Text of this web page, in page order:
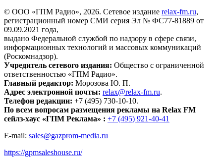
© ООО «ГПМ Радио», 2026. Сетевое издание relax-fm.ru,
регистрационный номер СМИ серия Эл № ФС77-81889 от
09.09.2021 года,
выдано Федеральной службой по надзору в сфере связи,
информационных технологий и массовых коммуникаций
(Роскомнадзор).
Учредитель сетевого издания: Общество с ограниченной
ответственностью «ГПМ Радио».
Главный редактор: Морозова Ю. П.
Адрес электронной почты: relax@relax-fm.ru.
Телефон редакции: +7 (495) 730-10-10.
По всем вопросам размещения рекламы на Relax FM
сейлз-хаус «ГПМ Реклама» : +7 (495) 921-40-41
E-mail: sales@gazprom-media.ru
https://gpmsaleshouse.ru/